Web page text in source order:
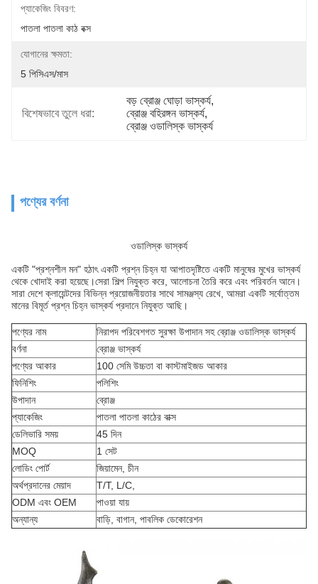
প্যাকেজিং বিবরণ:
পাতলা পাতলা কাঠ বক্স
যোগানের ক্ষমতা:
5 পিসিএস/মাস
বিশেষভাবে তুলে ধরা:
বড় ব্রোঞ্জ ঘোড়া ভাস্কর্য,
ব্রোঞ্জ বহিরঙ্গন ভাস্কর্য,
ব্রোঞ্জ ওডালিস্ক ভাস্কর্য
পণ্যের বর্ণনা
ওডালিস্ক ভাস্কর্য
একটি "প্রশ্নশীল মন" হঠাৎ একটি প্রশ্ন চিহ্ন যা আপাতদৃষ্টিতে একটি মানুষের মুখের ভাস্কর্য
থেকে খোদাই করা হয়েছে।সেরা শিল্প নিযুক্ত করে, আলোচনা তৈরি করে এবং পরিবর্তন আনে।
সারা দেশে ক্লায়েন্টদের বিভিন্ন প্রয়োজনীয়তার সাথে সামঞ্জস্য রেখে, আমরা একটি সর্বোত্তম
মানের বিমূর্ত প্রশ্ন চিহ্ন ভাস্কর্য প্রদানে নিযুক্ত আছি।
পণ্যের নাম
নিরাপদ পরিবেশগত সুরক্ষা উপাদান সহ ব্রোঞ্জ ওডালিস্ক ভাস্কর্য
বর্ণনা
ব্রোঞ্জ ভাস্কর্য
পণ্যের আকার
100 সেমি উচ্চতা বা কাস্টমাইজড আকার
ফিনিশিং
পলিশিং
উপাদান
ব্রোঞ্জ
প্যাকেজিং
পাতলা পাতলা কাঠের বাক্স
ডেলিভারি সময়
45 দিন
MOQ
1 সেট
লোডিং পোর্ট
জিয়ামেন, চীন
অর্থপ্রদানের মেয়াদ
T/T, L/C,
ODM এবং OEM
পাওয়া যায়
অন্যান্য
বাড়ি, বাগান, পাবলিক ডেকোরেশন